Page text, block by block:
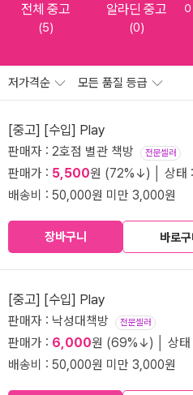
전체 중고
(5)
알라딘 중고
(0)
저가격순 모든 품질 등급
[중고] [수입] Play
판매자 : 2호점 별관 책방 전문셀러
판매가 : 5,500원 (72%↓) │ 상태 :
배송비 : 50,000원 미만 3,000원
장바구니 바로구
[중고] [수입] Play
판매자 : 낙성대책방 전문셀러
판매가 : 6,000원 (69%↓) │ 상태
배송비 : 50,000원 미만 3,000원